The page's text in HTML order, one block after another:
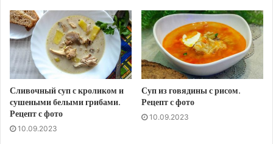
Сливочный суп с кроликом и
сушеными белыми грибами.
Рецепт с фото
10.09.2023
Суп из говядины с рисом.
Рецепт с фото
10.09.2023